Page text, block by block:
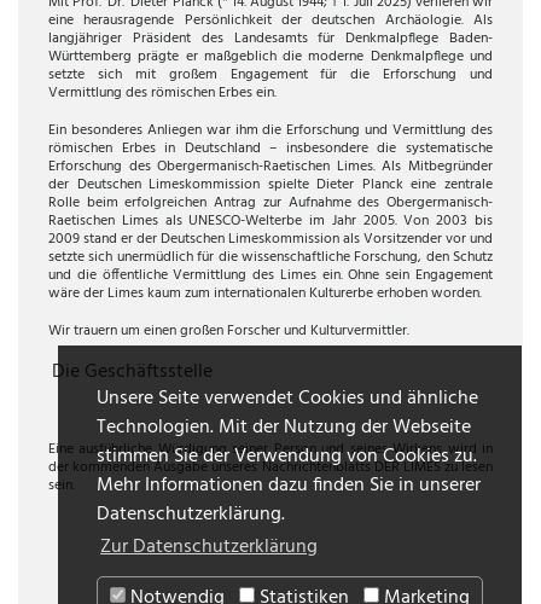
Unsere Seite verwendet Cookies und ähnliche
Technologien. Mit der Nutzung der Webseite
stimmen Sie der Verwendung von Cookies zu.
Mehr Informationen dazu finden Sie in unserer
Datenschutzerklärung.
Zur Datenschutzerklärung
Notwendig
Statistiken Marketing
eine herausragende Persönlichkeit der deutschen Archäologie. Als
langjähriger Präsident des Landesamts für Denkmalpflege Baden-
Württemberg prägte er maßgeblich die moderne Denkmalpflege und
setzte sich mit großem Engagement für die Erforschung und
Vermittlung des römischen Erbes ein.
Ein besonderes Anliegen war ihm die Erforschung und Vermittlung des
römischen Erbes in Deutschland – insbesondere die systematische
Erforschung des Obergermanisch-Raetischen Limes. Als Mitbegründer
der Deutschen Limeskommission spielte Dieter Planck eine zentrale
Rolle beim erfolgreichen Antrag zur Aufnahme des Obergermanisch-
Raetischen Limes als UNESCO-Welterbe im Jahr 2005. Von 2003 bis
2009 stand er der Deutschen Limeskommission als Vorsitzender vor und
setzte sich unermüdlich für die wissenschaftliche Forschung, den Schutz
und die öffentliche Vermittlung des Limes ein. Ohne sein Engagement
wäre der Limes kaum zum internationalen Kulturerbe erhoben worden.
Wir trauern um einen großen Forscher und Kulturvermittler.
Die Geschäftsstelle
Eine ausführliche Würdigung seiner Person und seines Wirkens wird in
der kommenden Ausgabe unseres Nachrichtenblatts DER LIMES zu lesen
sein.